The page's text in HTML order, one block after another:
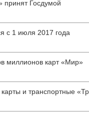
принят Госдумой
с 1 июля 2017 года
миллионов карт «Мир»
и транспортные